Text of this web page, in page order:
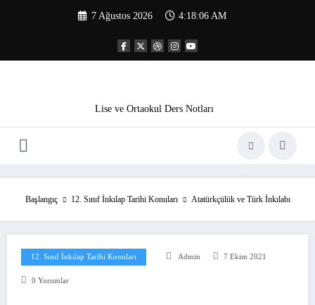
7 Ağustos 2026 4:18:07 AM
Lise ve Ortaokul Ders Notları
Başlangıç 12. Sınıf İnkılap Tarihi Konuları Atatürkçülük ve Türk İnkılabı
12. Sınıf İnkılap Tarihi Konuları Admin 7 Ekim 2021
0 Yorumlar